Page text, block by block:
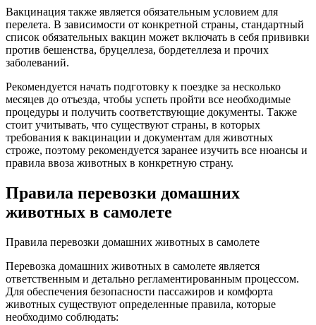
Вакцинация также является обязательным условием для
перелета. В зависимости от конкретной страны, стандартный
список обязательных вакцин может включать в себя прививки
против бешенства, бруцеллеза, бордетеллеза и прочих
заболеваний.
Рекомендуется начать подготовку к поездке за несколько
месяцев до отъезда, чтобы успеть пройти все необходимые
процедуры и получить соответствующие документы. Также
стоит учитывать, что существуют страны, в которых
требования к вакцинации и документам для животных
строже, поэтому рекомендуется заранее изучить все нюансы и
правила ввоза животных в конкретную страну.
Правила перевозки домашних
животных в самолете
Правила перевозки домашних животных в самолете
Перевозка домашних животных в самолете является
ответственным и детально регламентированным процессом.
Для обеспечения безопасности пассажиров и комфорта
животных существуют определенные правила, которые
необходимо соблюдать: